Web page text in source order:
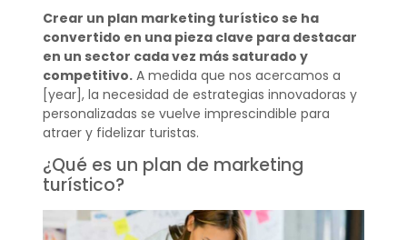
Crear un plan marketing turístico se ha
convertido en una pieza clave para destacar
en un sector cada vez más saturado y
competitivo.A medida que nos acercamos a
[year], la necesidad de estrategias innovadoras y
personalizadas se vuelve imprescindible para
atraer y fidelizar turistas.
¿Qué es un plan de marketing
turístico?